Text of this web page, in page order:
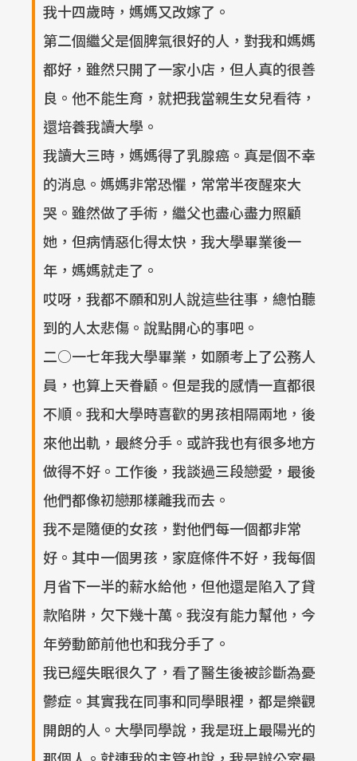
我十四歲時，媽媽又改嫁了。
第二個繼父是個脾氣很好的人，對我和媽媽
都好，雖然只開了一家小店，但人真的很善
良。他不能生育，就把我當親生女兒看待，
還培養我讀大學。
我讀大三時，媽媽得了乳腺癌。真是個不幸
的消息。媽媽非常恐懼，常常半夜醒來大
哭。雖然做了手術，繼父也盡心盡力照顧
她，但病情惡化得太快，我大學畢業後一
年，媽媽就走了。
哎呀，我都不願和別人說這些往事，總怕聽
到的人太悲傷。說點開心的事吧。
二○一七年我大學畢業，如願考上了公務人
員，也算上天眷顧。但是我的感情一直都很
不順。我和大學時喜歡的男孩相隔兩地，後
來他出軌，最終分手。或許我也有很多地方
做得不好。工作後，我談過三段戀愛，最後
他們都像初戀那樣離我而去。
我不是隨便的女孩，對他們每一個都非常
好。其中一個男孩，家庭條件不好，我每個
月省下一半的薪水給他，但他還是陷入了貸
款陷阱，欠下幾十萬。我沒有能力幫他，今
年勞動節前他也和我分手了。
我已經失眠很久了，看了醫生後被診斷為憂
鬱症。其實我在同事和同學眼裡，都是樂觀
開朗的人。大學同學說，我是班上最陽光的